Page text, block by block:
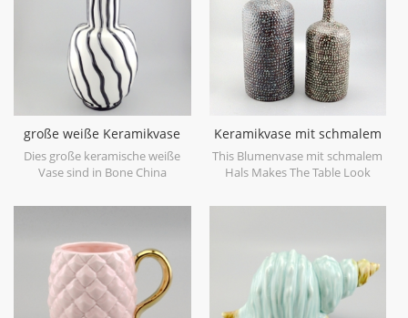
große weiße Keramikvase
mit schwarzen
Handlacklinien
Dies große keramische weiße
Vase sind in Bone China
Zuhause und Hochzeit
kann einzeln verkauft werden.
Keramikvase mit schmalem
Hals
This Blumenvase mit schmalem
Hals Makes The Table Look